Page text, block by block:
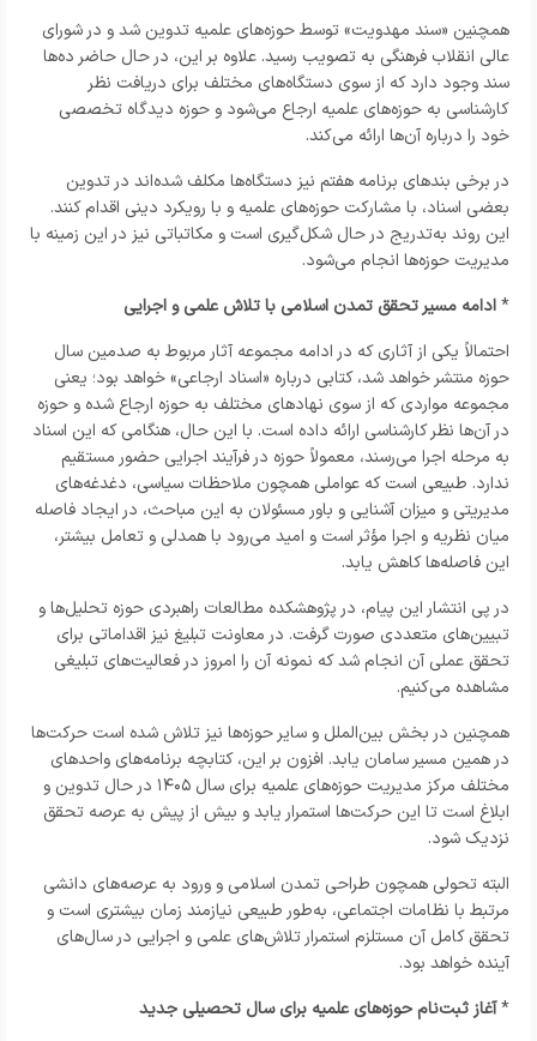
همچنین «سند مهدویت» توسط حوزه‌های علمیه تدوین شد و در شورای
عالی انقلاب فرهنگی به تصویب رسید. علاوه بر این، در حال حاضر ده‌ها
سند وجود دارد که از سوی دستگاه‌های مختلف برای دریافت نظر
کارشناسی به حوزه‌های علمیه ارجاع می‌شود و حوزه دیدگاه تخصصی
خود را درباره آن‌ها ارائه می‌کند.
در برخی بندهای برنامه هفتم نیز دستگاه‌ها مکلف شده‌اند در تدوین
بعضی اسناد، با مشارکت حوزه‌های علمیه و با رویکرد دینی اقدام کنند.
این روند به‌تدریج در حال شکل‌گیری است و مکاتباتی نیز در این زمینه با
مدیریت حوزه‌ها انجام می‌شود.
*ادامه مسیر تحقق تمدن اسلامی با تلاش علمی و اجرایی
احتمالاً یکی از آثاری که در ادامه مجموعه آثار مربوط به صدمین سال
حوزه منتشر خواهد شد، کتابی درباره «اسناد ارجاعی» خواهد بود؛ یعنی
مجموعه مواردی که از سوی نهادهای مختلف به حوزه ارجاع شده و حوزه
در آن‌ها نظر کارشناسی ارائه داده است. با این حال، هنگامی که این اسناد
به مرحله اجرا می‌رسند، معمولاً حوزه در فرآیند اجرایی حضور مستقیم
ندارد. طبیعی است که عواملی همچون ملاحظات سیاسی، دغدغه‌های
مدیریتی و میزان آشنایی و باور مسئولان به این مباحث، در ایجاد فاصله
میان نظریه و اجرا مؤثر است و امید می‌رود با همدلی و تعامل بیشتر،
این فاصله‌ها کاهش یابد.
در پی انتشار این پیام، در پژوهشکده مطالعات راهبردی حوزه تحلیل‌ها و
تبیین‌های متعددی صورت گرفت. در معاونت تبلیغ نیز اقداماتی برای
تحقق عملی آن انجام شد که نمونه آن را امروز در فعالیت‌های تبلیغی
مشاهده می‌کنیم.
همچنین در بخش بین‌الملل و سایر حوزه‌ها نیز تلاش شده است حرکت‌ها
در همین مسیر سامان یابد. افزون بر این، کتابچه برنامه‌های واحدهای
مختلف مرکز مدیریت حوزه‌های علمیه برای سال ۱۴۰۵ در حال تدوین و
ابلاغ است تا این حرکت‌ها استمرار یابد و بیش از پیش به عرصه تحقق
نزدیک شود.
البته تحولی همچون طراحی تمدن اسلامی و ورود به عرصه‌های دانشی
مرتبط با نظامات اجتماعی، به‌طور طبیعی نیازمند زمان بیشتری است و
تحقق کامل آن مستلزم استمرار تلاش‌های علمی و اجرایی در سال‌های
آینده خواهد بود.
*آغاز ثبت‌نام حوزه‌های علمیه برای سال تحصیلی جدید